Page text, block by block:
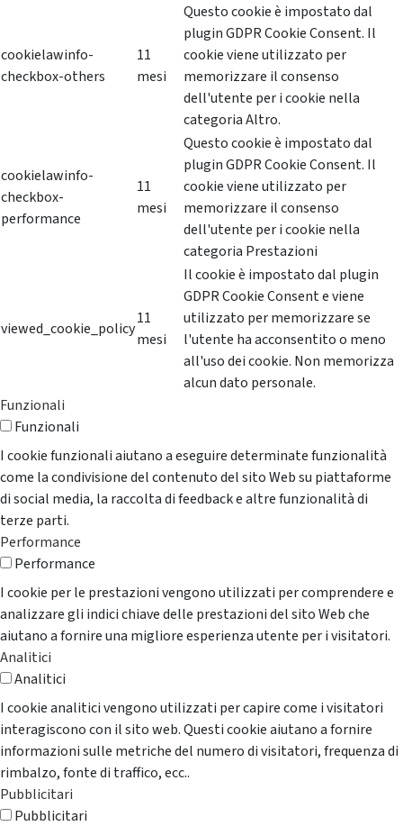
cookielawinfo-
checkbox-others
11
mesi
Questo cookie è impostato dal
plugin GDPR Cookie Consent. Il
cookie viene utilizzato per
memorizzare il consenso
dell'utente per i cookie nella
categoria Altro.
cookielawinfo-
checkbox-
performance
11
mesi
Questo cookie è impostato dal
plugin GDPR Cookie Consent. Il
cookie viene utilizzato per
memorizzare il consenso
dell'utente per i cookie nella
categoria Prestazioni
viewed_cookie_policy
11
mesi
Il cookie è impostato dal plugin
GDPR Cookie Consent e viene
utilizzato per memorizzare se
l'utente ha acconsentito o meno
all'uso dei cookie. Non memorizza
alcun dato personale.
Funzionali
Funzionali
I cookie funzionali aiutano a eseguire determinate funzionalità
come la condivisione del contenuto del sito Web su piattaforme
di social media, la raccolta di feedback e altre funzionalità di
terze parti.
Performance
Performance
I cookie per le prestazioni vengono utilizzati per comprendere e
analizzare gli indici chiave delle prestazioni del sito Web che
aiutano a fornire una migliore esperienza utente per i visitatori.
Analitici
Analitici
I cookie analitici vengono utilizzati per capire come i visitatori
interagiscono con il sito web. Questi cookie aiutano a fornire
informazioni sulle metriche del numero di visitatori, frequenza di
rimbalzo, fonte di traffico, ecc..
Pubblicitari
Pubblicitari